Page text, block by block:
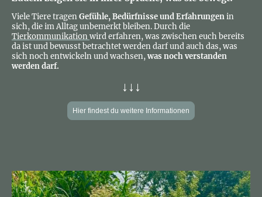
Viele Tiere tragenGefühle, Bedürfnisse und Erfahrungenin
sich, die im Alltag unbemerkt bleiben. Durch die
Tierkommunikationwird erfahren, was zwischen euch bereits
da ist und bewusst betrachtet werden darf und auch das, was
sich noch entwickeln und wachsen,was noch verstanden
werden darf.
↓↓↓
Hier findest du weitere Informationen